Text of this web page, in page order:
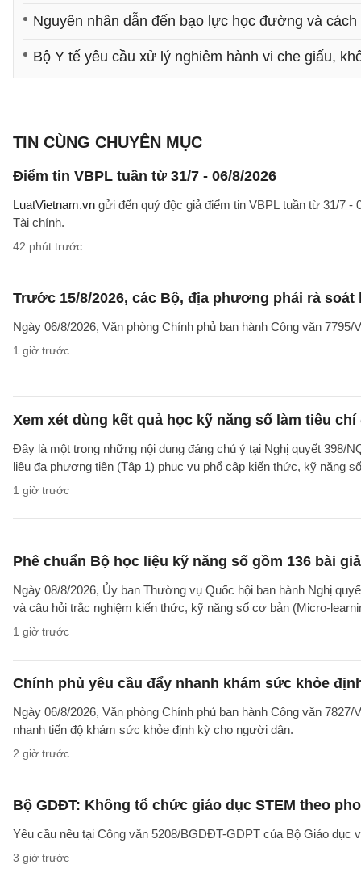
Nguyên nhân dẫn đến bạo lực học đường và cách
Bộ Y tế yêu cầu xử lý nghiêm hành vi che giấu,
TIN CÙNG CHUYÊN MỤC
Điểm tin VBPL tuần từ 31/7 - 06/8/2026
LuatVietnam.vn gửi đến quý độc giả điểm tin VBPL tuần từ 31/7 -
Tài chính.
42 phút trước
Trước 15/8/2026, các Bộ, địa phương phải rà
Ngày 06/8/2026, Văn phòng Chính phủ ban hành Công văn
1 giờ trước
Xem xét dùng kết quả học kỹ năng số làm tiêu
Đây là một trong những nội dung đáng chú ý tại Nghị quyết 398/
liệu đa phương tiện (Tập 1) phục vụ phổ cập kiến thức, kỹ năng
1 giờ trước
Phê chuẩn Bộ học liệu kỹ năng số gồm 136 bài
Ngày 08/8/2026, Ủy ban Thường vụ Quốc hội ban hành Nghị
và câu hỏi trắc nghiệm kiến thức, kỹ năng số cơ bản (Micro-
1 giờ trước
Chính phủ yêu cầu đẩy nhanh khám sức khỏe
Ngày 06/8/2026, Văn phòng Chính phủ ban hành Công văn
nhanh tiến độ khám sức khỏe định kỳ cho người dân.
2 giờ trước
Bộ GDĐT: Không tổ chức giáo dục STEM theo
Yêu cầu nêu tại Công văn 5208/BGDĐT-GDPT của Bộ Giáo
3 giờ trước